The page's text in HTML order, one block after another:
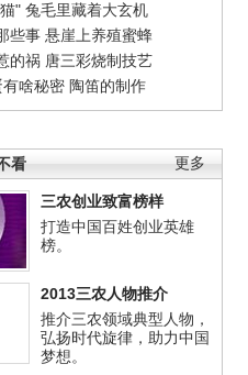
" 兔毛里藏着大玄机
些事 悬崖上养殖蜜蜂
的祸 唐三彩烧制技艺
啥秘密 陶笛的制作
更多
看
三农创业致富榜样
打造中国百姓创业英雄
榜。
2013三农人物推介
推介三农领域典型人物，
弘扬时代旋律，助力中国
梦想。